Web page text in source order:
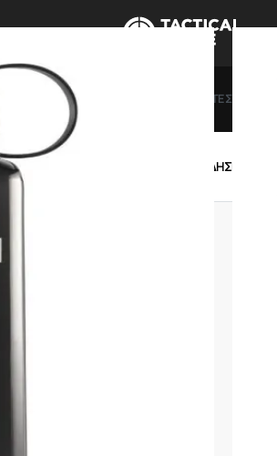
ΠΡΟΣΦΟΡΕΣ ΔΩΡΟΚΑΡΤΕΣ
ΕΝΔΥΣΗ – ΥΠΟΔΗΣΗ